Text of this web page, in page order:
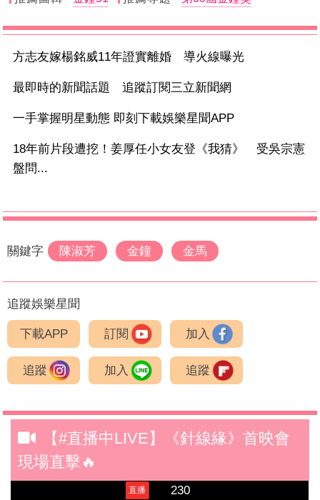
方志友嫁楊銘威11年證實離婚 導火線曝光
最即時的新聞話題 追蹤訂閱三立新聞網
一手掌握明星動態 即刻下載娛樂星聞APP
18年前片段遭挖！姜厚任小女友登《我猜》 受吳宗憲
盤問...
關鍵字 陳淑芳 金鐘 金馬
追蹤娛樂星聞
下載APP 訂閱 加入
追蹤 加入 追蹤
【#直播中LIVE】《針線緣》首映會
現場直擊🔥